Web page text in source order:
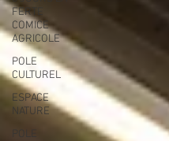
FERTE
COMICE
AGRICOLE
POLE
CULTUREL
ESPACE
NATURE